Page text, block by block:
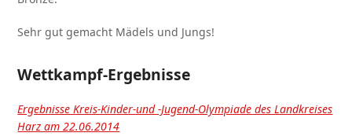
Sehr gut gemacht Mädels und Jungs!
Wettkampf-Ergebnisse
Ergebnisse Kreis-Kinder-und -Jugend-Olympiade des Landkreises
Harz am 22.06.2014